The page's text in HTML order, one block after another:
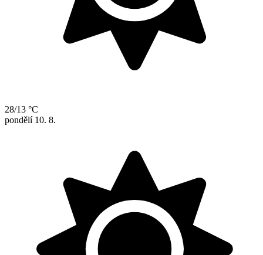
28/13 °C
pondělí 10. 8.